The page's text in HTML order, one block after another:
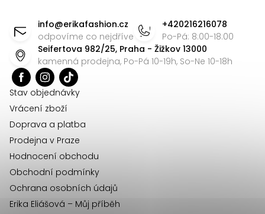
a
c
í
info@erikafashion.cz
odpovíme co nejdříve
+420216216078
Po-Pá: 8:00-18:00
Seifertova 982/25, Praha - Žižkov 13000
kamenná prodejna, Po-Pá 10-19h, So-Ne 10-18h
Stav objednávky
Vrácení zboží
Doprava a platba
Prodejna v Praze
Hodnocení obchodu
Obchodní podmínky
Ochrana osobních údajů
Erika Eliášová – Můj příběh